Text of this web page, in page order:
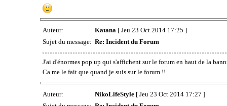
Auteur: Katana[ Jeu 23 Oct 2014 17:25 ]
Sujet du message: Re: Incident du Forum
J'ai d'énormes pop up qui s'affichent sur le forum en haut de la
Ca me le fait que quand je suis sur le forum !!
Auteur: NikoLifeStyle[ Jeu 23 Oct 2014 17:27 ]